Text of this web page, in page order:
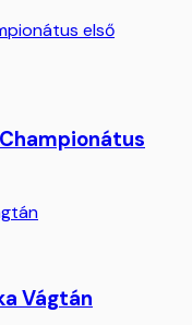
Vágtán